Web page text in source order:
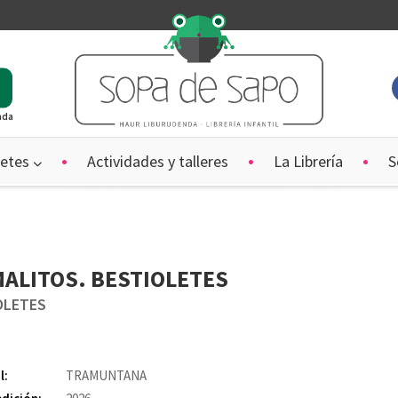
Actividades y talleres La Librería
BESTIOLETES
TRAMUNTANA